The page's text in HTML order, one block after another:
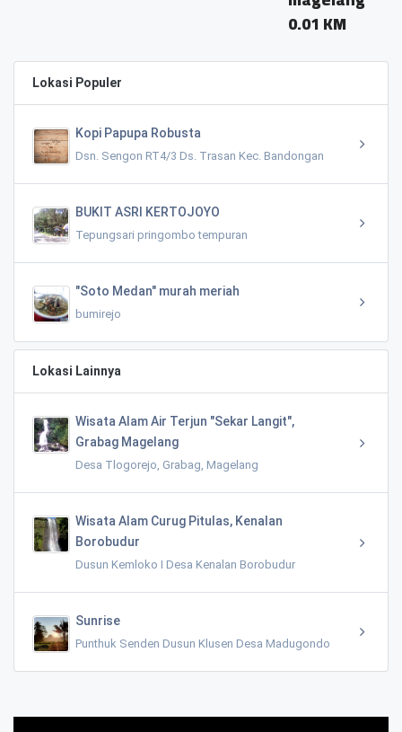
Lokasi Populer
Kopi Papupa Robusta
Dsn. Sengon RT4/3 Ds. Trasan Kec. Bandongan
BUKIT ASRI KERTOJOYO
Tepungsari pringombo tempuran
"Soto Medan" murah meriah
bumirejo
Lokasi Lainnya
Wisata Alam Air Terjun "Sekar Langit",
Grabag Magelang
Desa Tlogorejo, Grabag, Magelang
Wisata Alam Curug Pitulas, Kenalan
Borobudur
Dusun Kemloko I Desa Kenalan Borobudur
Sunrise
Punthuk Senden Dusun Klusen Desa Madugondo